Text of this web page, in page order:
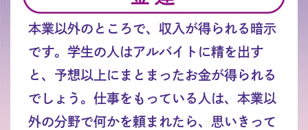
本業以外のところで、収入が得られる暗示
です。学生の人はアルバイトに精を出す
と、予想以上にまとまったお金が得られる
でしょう。仕事をもっている人は、本業以
外の分野で何かを頼まれたら、思いきって